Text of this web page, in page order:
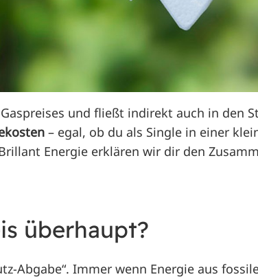
und fließt indirekt auch in den
– egal, ob du als Single in einer
Energie erklären wir dir den
überhaupt?
Abgabe“. Immer wenn Energie aus